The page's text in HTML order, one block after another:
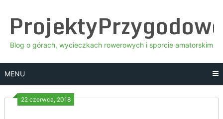
content
Blog o górach, wycieczkach rowerowych i sporcie amatorskim
MENU
22 czerwca, 2018